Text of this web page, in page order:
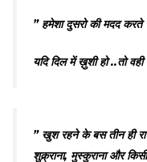
” हमेशा दुसरो की मदद करते
यदि दिल में ख़ुशी हो ..तो
” खुश रहने के बस तीन ही
शुक्र्राना, मुस्कुराना और